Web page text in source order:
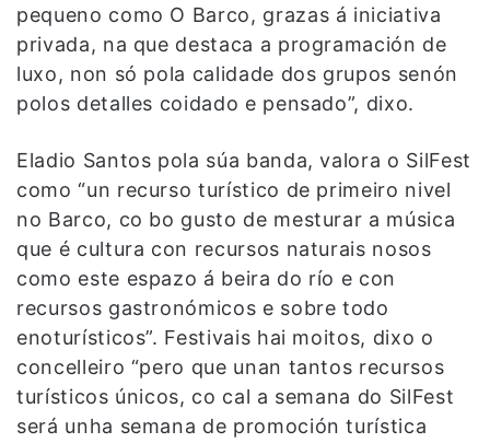
pequeno como O Barco, grazas á iniciativa
privada, na que destaca a programación de
luxo, non só pola calidade dos grupos senón
polos detalles coidado e pensado”, dixo.
Eladio Santos pola súa banda, valora o SilFest
como “un recurso turístico de primeiro nivel
no Barco, co bo gusto de mesturar a música
que é cultura con recursos naturais nosos
como este espazo á beira do río e con
recursos gastronómicos e sobre todo
enoturísticos”. Festivais hai moitos, dixo o
concelleiro “pero que unan tantos recursos
turísticos únicos, co cal a semana do SilFest
será unha semana de promoción turística